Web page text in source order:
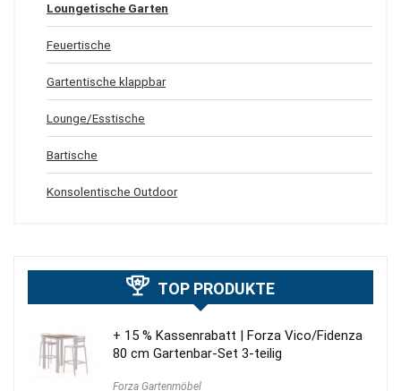
Loungetische Garten
Feuertische
Gartentische klappbar
Lounge/Esstische
Bartische
Konsolentische Outdoor
TOP PRODUKTE
+ 15 % Kassenrabatt | Forza Vico/Fidenza
80 cm Gartenbar-Set 3-teilig
Forza Gartenmöbel